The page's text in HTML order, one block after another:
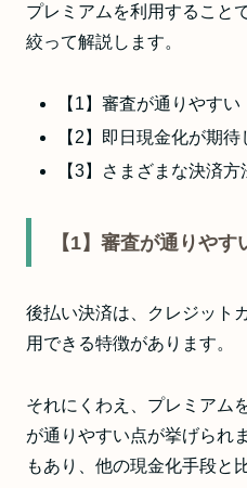
プレミアムを利用すること
絞って解説します。
【1】審査が通りやすい
【2】即日現金化が期待
【3】さまざまな決済
【1】審査が通りやす
後払い決済は、クレジット
用できる特徴があります。
それにくわえ、プレミアム
が通りやすい点が挙げられ
もあり、他の現金化手段と